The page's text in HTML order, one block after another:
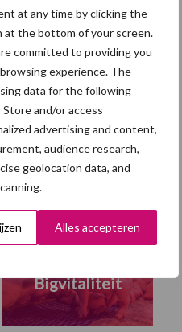
at any time by clicking the
at the bottom of your screen.
committed to providing you
experience. The
data for the following
and/or access
advertising and content,
audience research,
geolocation data, and
Alles accepteren
voor
stapsgewijs
Bigvitaliteit